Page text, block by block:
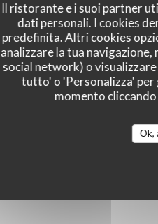
Il ristorante e i suoi partner
dati personali. I cookies
predefinita. Altri cookies
analizzare la tua
social network) o
tutto' o 'Personalizza' per
momento
Ok,